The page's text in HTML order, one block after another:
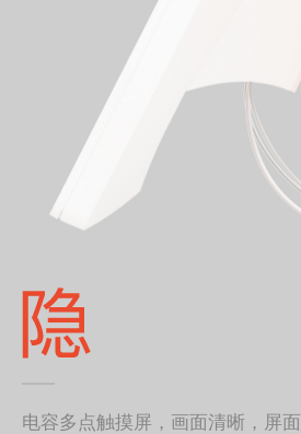
电容多点触摸屏，画面清晰，屏面